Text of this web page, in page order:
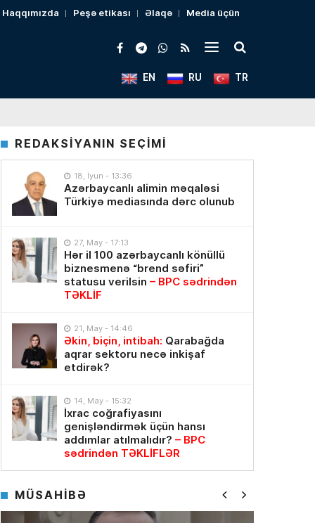
Haqqımızda Peşə etikası Əlaqə Media üçün
TR
RU
EN
REDAKSİYANIN SEÇİMİ
18, İyun - 13:36
Azərbaycanlı alimin məqaləsi
Türkiyə mediasında dərc olunub
27, May - 17:13
Hər il 100 azərbaycanlı könüllü
biznesmenə “brend səfiri”
statusu verilsin – BPC sədrindən
TƏKLİF
21, May - 14:46
Əkin, biçin, intibah: Qarabağda
aqrar sektoru necə inkişaf
etdirək?
14, May - 15:32
İxrac coğrafiyasını
genişləndirmək üçün hansı
addımlar atılmalıdır? – BPC
sədrindən TƏKLİFLƏR
MÜSAHİBƏ